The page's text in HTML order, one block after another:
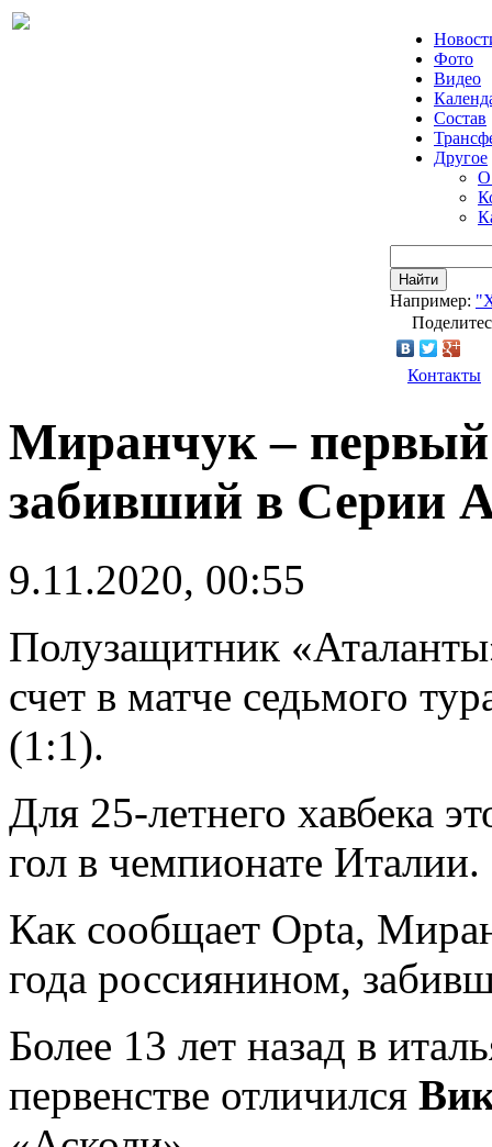
Фото
Видео
Состав
Другое
О
Найти
Например:
Контакты
Миранчук – первый
забивший в Серии
9.11.2020, 00:55
Полузащитник
счет в матче седьмого
(1:1).
Для 25-летнего хавбека
гол в чемпионате Италии.
Как сообщает Opta,
года россиянином,
Более 13 лет назад в
первенстве отличился